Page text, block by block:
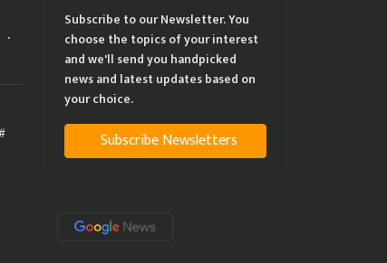
Subscribe to our Newsletter. You
choose the topics of your interest
and we'll send you handpicked
news and latest updates based on
your choice.
Subscribe Newsletters